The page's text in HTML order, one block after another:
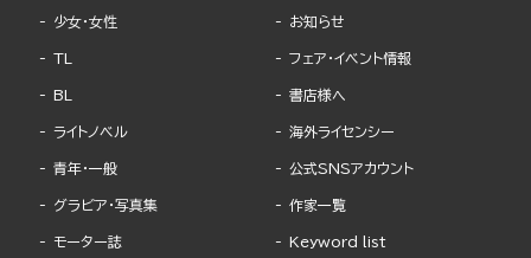
少女・女性
TL
BL
ライトノベル
青年・一般
グラビア・写真集
モーター誌
お知らせ
フェア・イベント情報
書店様へ
海外ライセンシー
公式SNSアカウント
作家一覧
Keyword list